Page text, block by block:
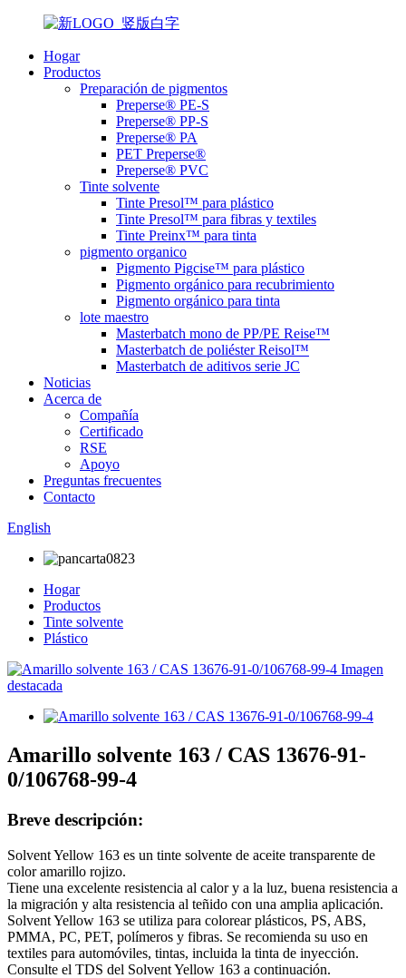
Hogar
Productos
Preparación de pigmentos
Preperse® PE-S
Preperse® PP-S
Preperse® PA
PET Preperse®
Preperse® PVC
Tinte solvente
Tinte Presol™ para plástico
Tinte Presol™ para fibras y textiles
Tinte Preinx™ para tinta
pigmento organico
Pigmento Pigcise™ para plástico
Pigmento orgánico para recubrimiento
Pigmento orgánico para tinta
lote maestro
Masterbatch mono de PP/PE Reise™
Masterbatch de poliéster Reisol™
Masterbatch de aditivos serie JC
Noticias
Acerca de
Compañía
Certificado
RSE
Apoyo
Preguntas frecuentes
Contacto
English
Hogar
Productos
Tinte solvente
Plástico
Amarillo solvente 163 / CAS 13676-91-
0/106768-99-4
Breve descripción:
Solvent Yellow 163 es un tinte solvente de aceite transparente de
color amarillo rojizo.
Tiene una excelente resistencia al calor y a la luz, buena resistencia a
la migración y alta resistencia al teñido con una amplia aplicación.
Solvent Yellow 163 se utiliza para colorear plásticos, PS, ABS,
PMMA, PC, PET, polímeros y fibras. Se recomienda su uso en
textiles para automóviles, tintas, incluida la tinta de inyección.
Consulte el TDS del Solvent Yellow 163 a continuación.